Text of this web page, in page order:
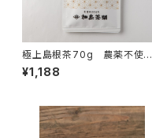
極上島根茶70g 農薬不使用
茶
¥1,188